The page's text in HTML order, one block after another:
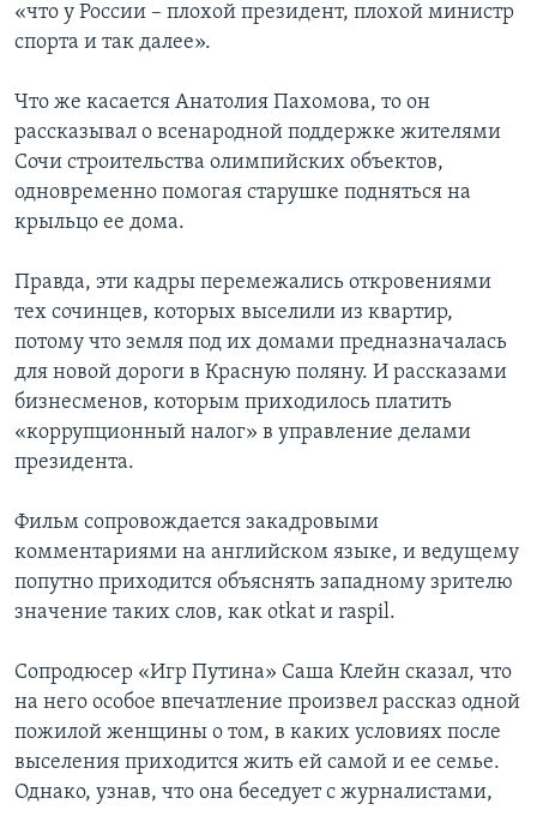
«что у России – плохой президент, плохой министр
спорта и так далее».
Что же касается Анатолия Пахомова, то он
рассказывал о всенародной поддержке жителями
Сочи строительства олимпийских объектов,
одновременно помогая старушке подняться на
крыльцо ее дома.
Правда, эти кадры перемежались откровениями
тех сочинцев, которых выселили из квартир,
потому что земля под их домами предназначалась
для новой дороги в Красную поляну. И рассказами
бизнесменов, которым приходилось платить
«коррупционный налог» в управление делами
президента.
Фильм сопровождается закадровыми
комментариями на английском языке, и ведущему
попутно приходится объяснять западному зрителю
значение таких слов, как otkat и raspil.
Сопродюсер «Игр Путина» Саша Клейн сказал, что
на него особое впечатление произвел рассказ одной
пожилой женщины о том, в каких условиях после
выселения приходится жить ей самой и ее семье.
Однако, узнав, что она беседует с журналистами,